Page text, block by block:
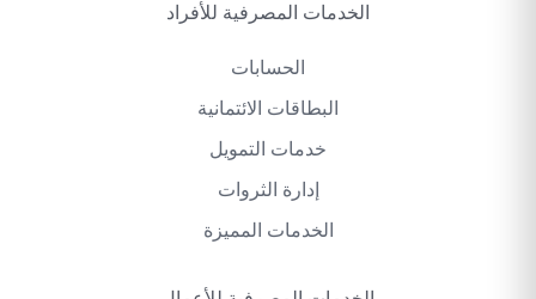
الخدمات المصرفية للأفراد
الحسابات
البطاقات الائتمانية
خدمات التمويل
إدارة الثروات
الخدمات المميزة